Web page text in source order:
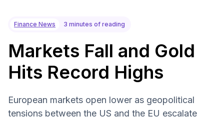
Finance News 3 minutes of reading
Markets Fall and Gold
Hits Record Highs
European markets open lower as geopolitical
tensions between the US and the EU escalate